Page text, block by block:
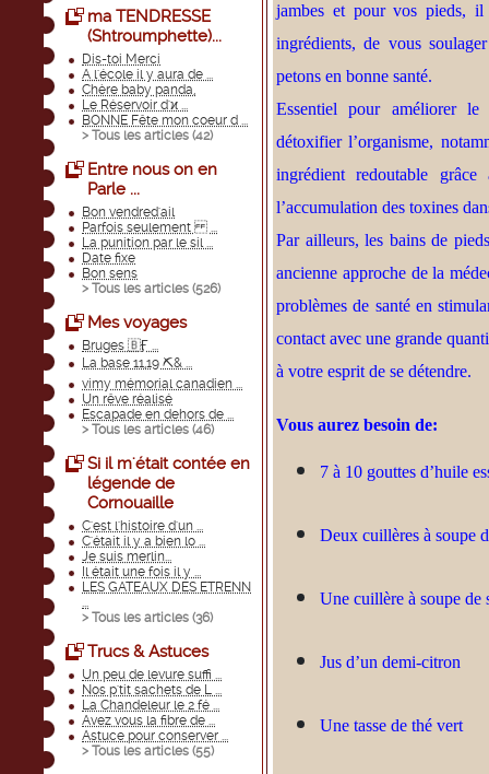
ma TENDRESSE
(Shtroumphette)...
Dis-toi Merci
A l'école il y aura de ...
Chère baby panda,
Le Réservoir d'ϰ ...
BONNE Fête mon coeur d ...
> Tous les articles (42)
Entre nous on en
Parle ...
Bon vendred'ail
Parfois seulement ...
La punition par le sil ...
Date fixe
Bon sens
> Tous les articles (526)
Mes voyages
Bruges 🇧Ӻ ...
La base 11,19 ⛏& ...
vimy mémorial canadien ...
Un rêve réalisé
Escapade en dehors de ...
> Tous les articles (46)
Si il m'était contée en
légende de
Cornouaille
C'est l'histoire d'un ...
C'était il y a bien lo ...
Je suis merlin...
Il était une fois il y ...
LES GATEAUX DES ETRENN
...
> Tous les articles (36)
Trucs & Astuces
Un peu de levure suffi ...
Nos p'tit sachets de L ...
La Chandeleur le 2 fé ...
Avez vous la fibre de ...
Astuce pour conserver ...
> Tous les articles (55)
jambes et pour vos pieds, il
ingrédients, de vous
petons en bonne santé.
Essentiel pour améliorer
détoxifier l’organisme,
ingrédient redoutable
l’accumulation des toxines
Par ailleurs, les bains de
ancienne approche de la
problèmes de santé en
contact avec une grande
à votre esprit de se détendre.
Vous aurez besoin de:
7 à 10 gouttes d’huile
Deux cuillères à soupe
Une cuillère à soupe de
Jus d’un demi-citron
Une tasse de thé vert